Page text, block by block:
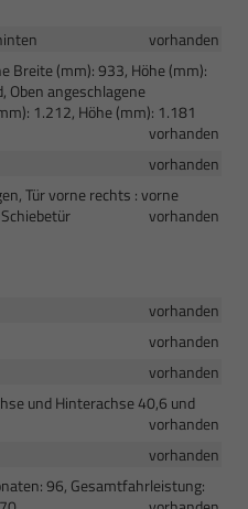
vorhanden
Breite (mm): 933, Höhe (mm):
Oben angeschlagene
1.212, Höhe (mm): 1.181
vorhanden
vorhanden
Tür vorne rechts : vorne
vorhanden
vorhanden
vorhanden
vorhanden
und Hinterachse 40,6 und
vorhanden
vorhanden
96, Gesamtfahrleistung: